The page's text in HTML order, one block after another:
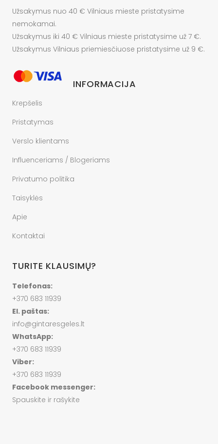
Užsakymus nuo 40 € Vilniaus mieste pristatysime
nemokamai.
Užsakymus iki 40 € Vilniaus mieste pristatysime už 7 €.
Užsakymus Vilniaus priemiesčiuose pristatysime už 9 €.
INFORMACIJA
Krepšelis
Pristatymas
Verslo klientams
Influenceriams / Blogeriams
Privatumo politika
Taisyklės
Apie
Kontaktai
TURITE KLAUSIMŲ?
Telefonas:
+370 683 11939
El. paštas:
info@gintaresgeles.lt
WhatsApp:
+370 683 11939
Viber:
+370 683 11939
Facebook messenger:
Spauskite ir rašykite